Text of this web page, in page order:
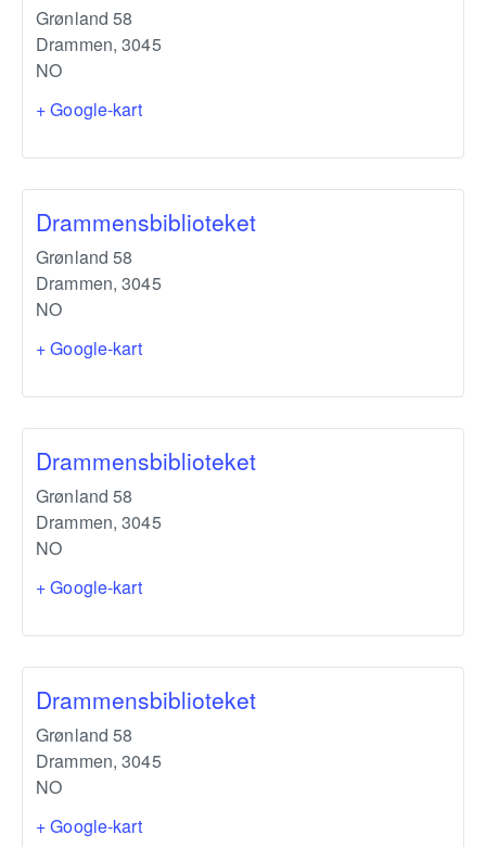
Grønland 58
Drammen, 3045
NO
+ Google-kart
Drammensbiblioteket
Grønland 58
Drammen, 3045
NO
+ Google-kart
Drammensbiblioteket
Grønland 58
Drammen, 3045
NO
+ Google-kart
Drammensbiblioteket
Grønland 58
Drammen, 3045
NO
+ Google-kart